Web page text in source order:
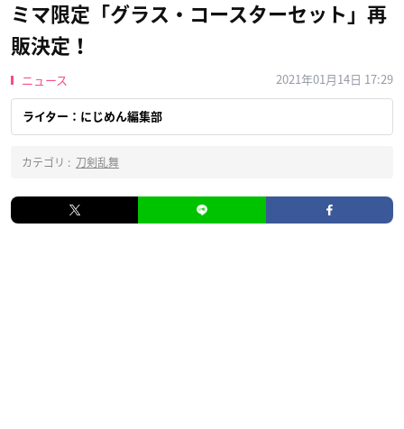
ミマ限定「グラス・コースターセット」再
販決定！
ニュース 2021年01月14日 17:29
ライター：にじめん編集部
カテゴリ : 刀剣乱舞